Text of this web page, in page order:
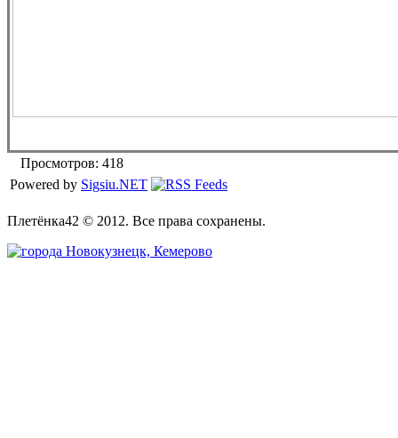
Просмотров: 418
Powered by Sigsiu.NET
Плетёнка42 © 2012. Все права сохранены.